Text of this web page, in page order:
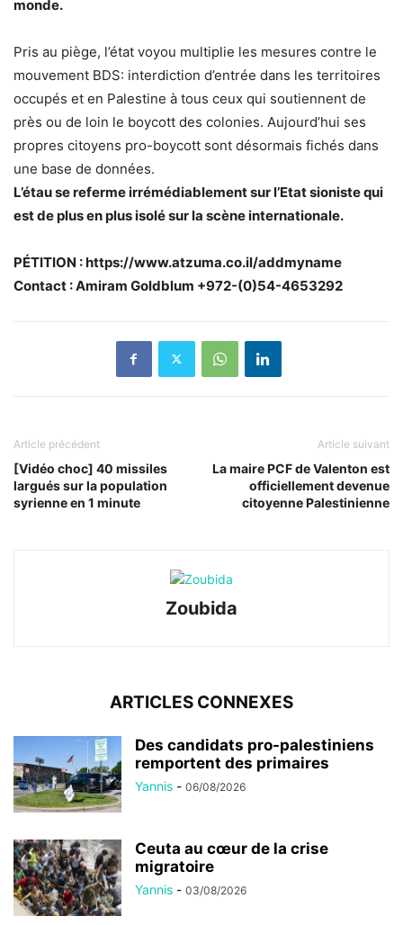
monde.
Pris au piège, l’état voyou multiplie les mesures contre le
mouvement BDS: interdiction d’entrée dans les territoires
occupés et en Palestine à tous ceux qui soutiennent de
près ou de loin le boycott des colonies. Aujourd’hui ses
propres citoyens pro-boycott sont désormais fichés dans
une base de données.
L’étau se referme irrémédiablement sur l’Etat sioniste qui
est de plus en plus isolé sur la scène internationale.
PÉTITION : https://www.atzuma.co.il/addmyname
Contact : Amiram Goldblum +972-(0)54-4653292
Article précédent
[Vidéo choc] 40 missiles
largués sur la population
syrienne en 1 minute
Article suivant
La maire PCF de Valenton est
officiellement devenue
citoyenne Palestinienne
Zoubida
ARTICLES CONNEXES
Des candidats pro-palestiniens
remportent des primaires
Yannis - 06/08/2026
Ceuta au cœur de la crise
migratoire
Yannis - 03/08/2026